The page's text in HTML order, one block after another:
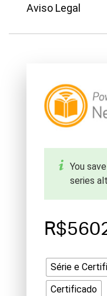
Aviso Legal
You
series
Série e
Certificado